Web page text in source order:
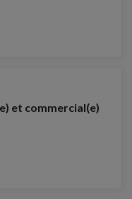
et commercial(e)